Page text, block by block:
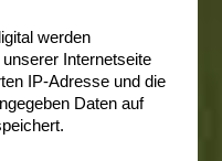
werden
Internetseite
IP-Adresse und die
Daten auf